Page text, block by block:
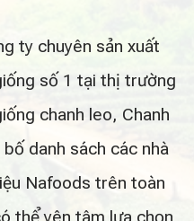
ty chuyên sản xuất
số 1 tại thị trường
chanh leo, Chanh
danh sách các nhà
Nafoods trên toàn